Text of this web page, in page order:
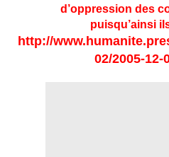
d’oppression des
puisqu’ainsi
http://
02/2005-12-